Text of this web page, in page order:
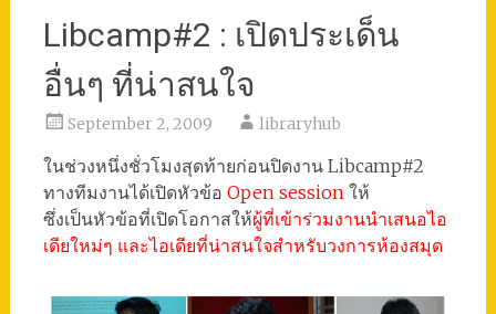
Libcamp#2 : เปิดประเด็น
อื่นๆ ที่น่าสนใจ
September 2, 2009 libraryhub
ในช่วงหนึ่งชั่วโมงสุดท้ายก่อนปิดงาน Libcamp#2
ทางทีมงานได้เปิดหัวข้อ Open sessionให้
ซึ่งเป็นหัวข้อที่เปิดโอกาสให้ผู้ที่เข้าร่วมงานนำเสนอไอ
เดียใหม่ๆ และไอเดียที่น่าสนใจสำหรับวงการห้องสมุด